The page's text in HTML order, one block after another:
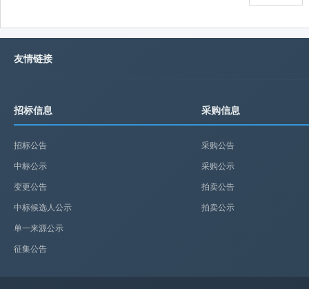
友情链接
招标信息
招标公告
中标公示
变更公告
中标候选人公示
单一来源公示
征集公告
采购信息
采购公告
采购公示
拍卖公告
拍卖公示